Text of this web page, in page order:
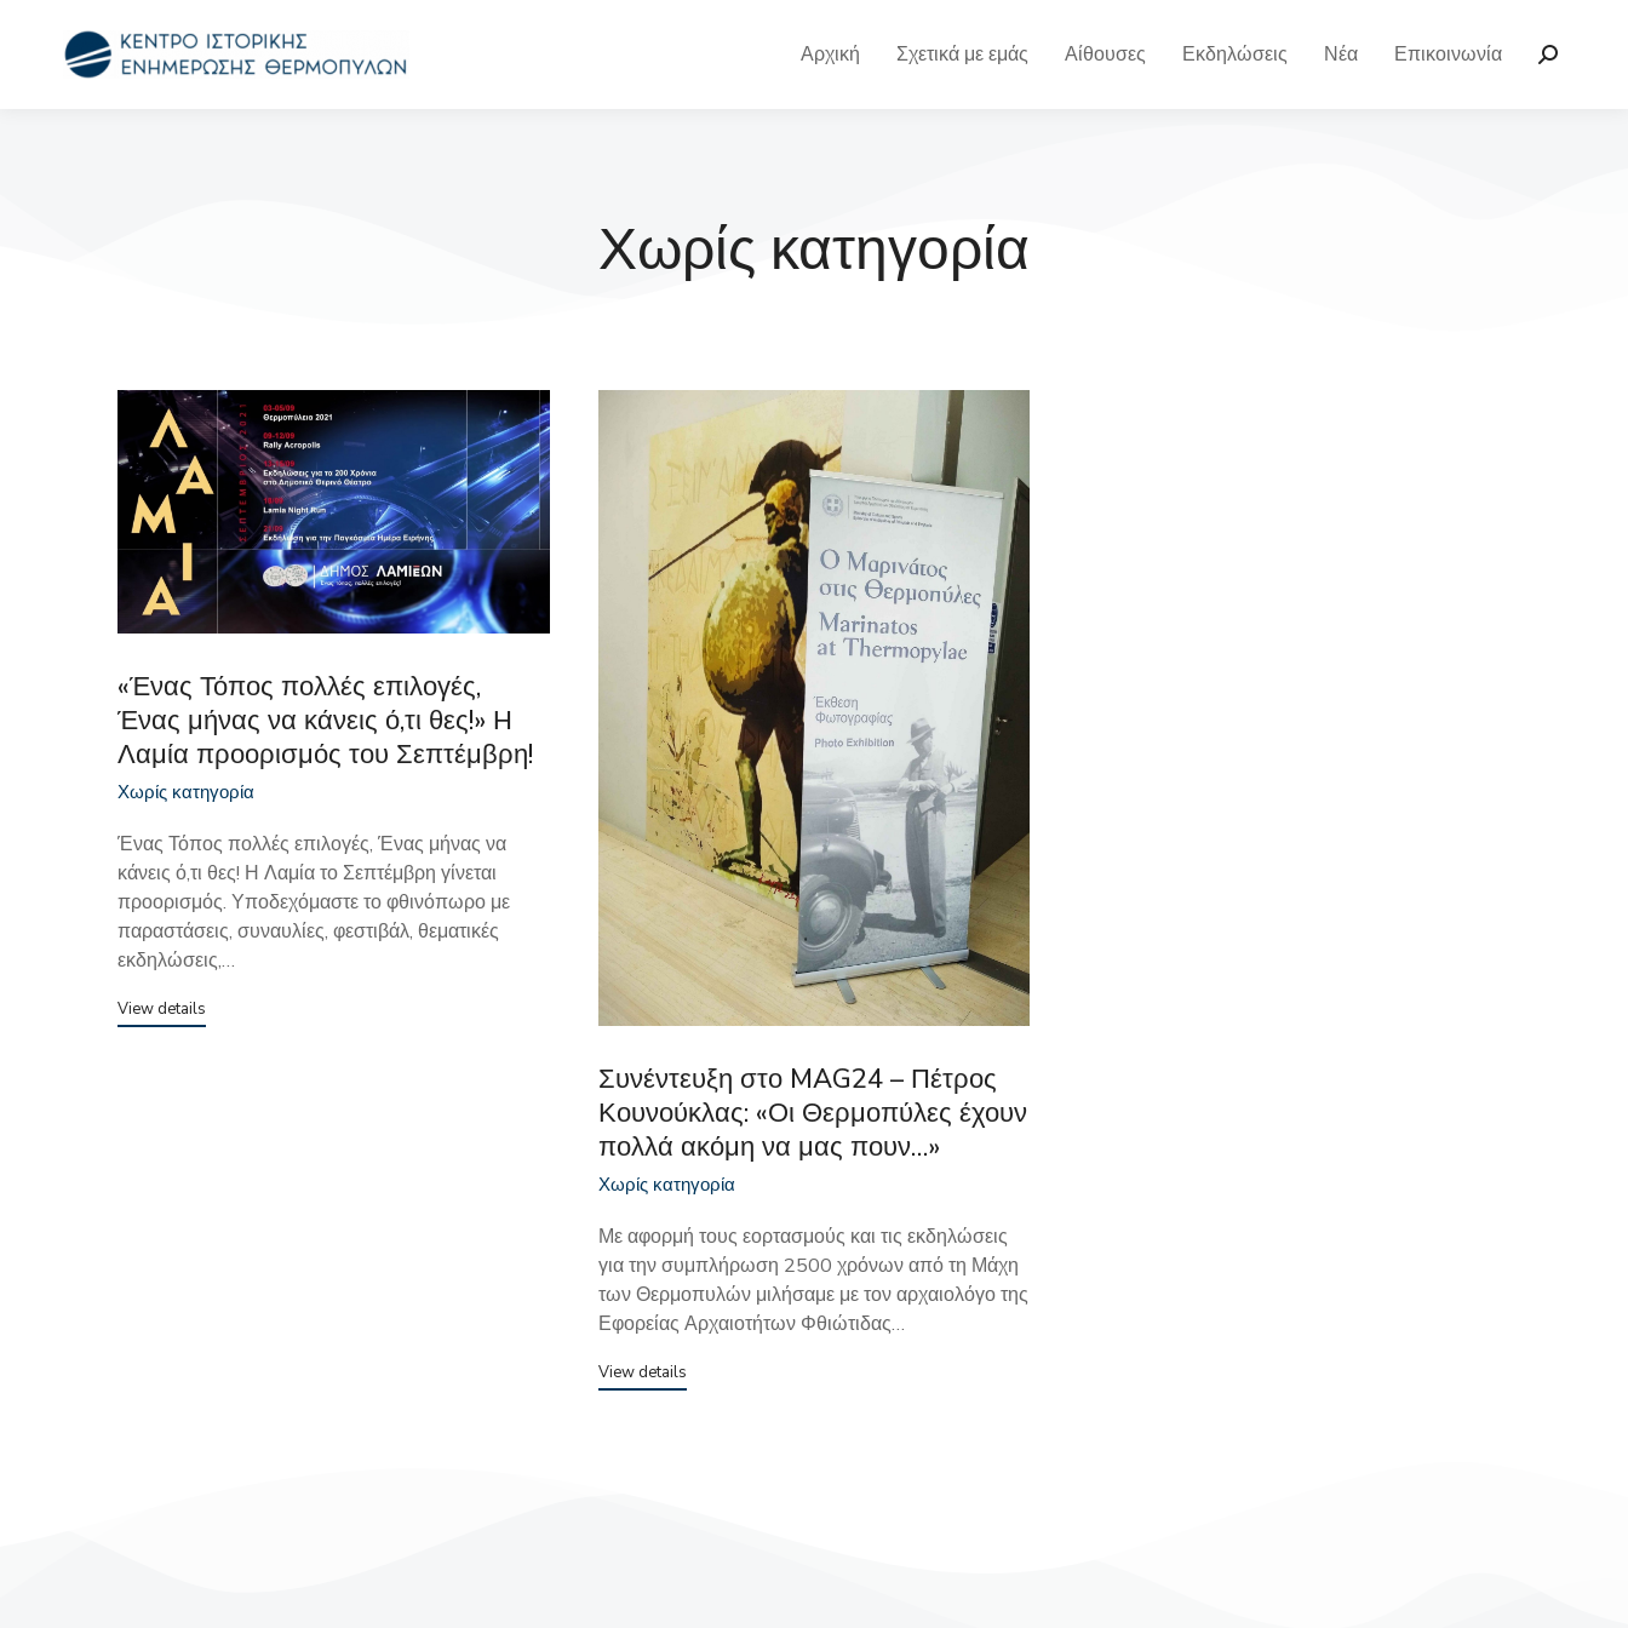
Αρχική Σχετικά με εμάς Αίθουσες Εκδηλώσεις Νέα Επικοινωνία
Χωρίς κατηγορία
«Ένας Τόπος πολλές επιλογές,
Ένας μήνας να κάνεις ό,τι θες!» Η
Λαμία προορισμός του Σεπτέμβρη!
Χωρίς κατηγορία
Ένας Τόπος πολλές επιλογές, Ένας μήνας να
κάνεις ό,τι θες! Η Λαμία το Σεπτέμβρη γίνεται
προορισμός. Υποδεχόμαστε το φθινόπωρο με
παραστάσεις, συναυλίες, φεστιβάλ, θεματικές
εκδηλώσεις,…
View details
Συνέντευξη στο MAG24 – Πέτρος
Κουνούκλας: «Οι Θερμοπύλες έχουν
πολλά ακόμη να μας πουν…»
Χωρίς κατηγορία
Με αφορμή τους εορτασμούς και τις εκδηλώσεις
για την συμπλήρωση 2500 χρόνων από τη Μάχη
των Θερμοπυλών μιλήσαμε με τον αρχαιολόγο της
Εφορείας Αρχαιοτήτων Φθιώτιδας…
View details